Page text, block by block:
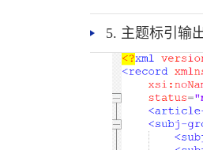
5. 主题标引输